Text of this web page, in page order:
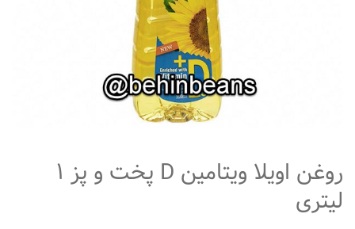
روغن اویلا ویتامین D پخت و پز ۱
لیتری